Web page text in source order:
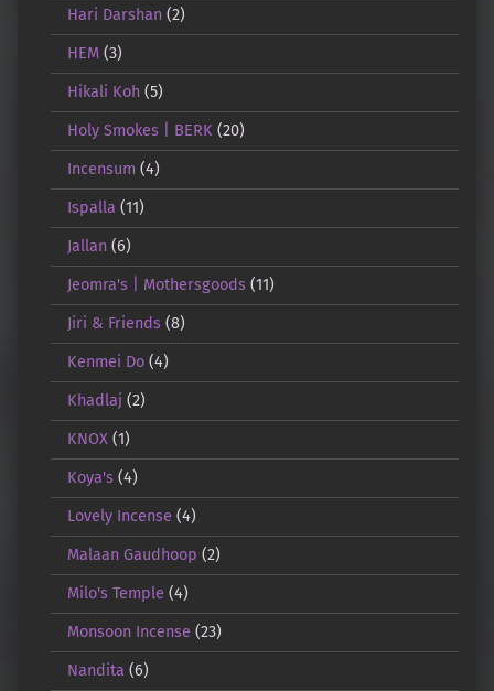
Hari Darshan(2)
HEM(3)
Hikali Koh(5)
Holy Smokes | BERK(20)
Incensum (4)
Ispalla (11)
Jallan(6)
Jeomra's | Mothersgoods(11)
Jiri & Friends(8)
Kenmei Do(4)
Khadlaj (2)
KNOX(1)
Koya's(4)
Lovely Incense (4)
Malaan Gaudhoop (2)
Milo's Temple (4)
Monsoon Incense (23)
Nandita (6)